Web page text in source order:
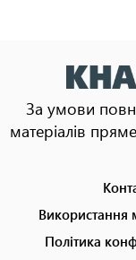
За умови
матеріалів
menuВикористання
Політика